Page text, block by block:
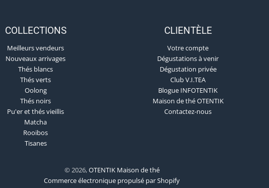
COLLECTIONS
Meilleurs vendeurs
Nouveaux arrivages
Thés blancs
Thés verts
Oolong
Thés noirs
Pu'er et thés vieillis
Matcha
Rooibos
Tisanes
CLIENTÈLE
Votre compte
Dégustations à venir
Dégustation privée
Club V.I.TEA
Blogue INFOTENTIK
Maison de thé OTENTIK
Contactez-nous
© 2026,OTENTIK Maison de thé
Commerce électronique propulsé par Shopify